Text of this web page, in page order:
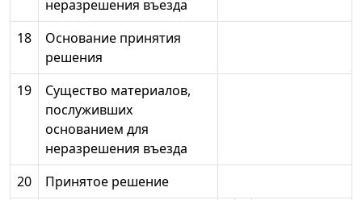
неразрешения въезда
18
Основание принятия
решения
19
Существо материалов,
послуживших
основанием для
неразрешения въезда
20
Принятое решение